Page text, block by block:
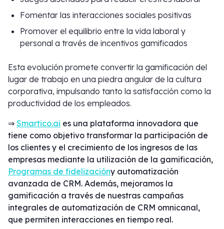
Fomentar las interacciones sociales positivas
Promover el equilibrio entre la vida laboral y
personal a través de incentivos gamificados
Esta evolución promete convertir la gamificación del
lugar de trabajo en una piedra angular de la cultura
corporativa, impulsando tanto la satisfacción como la
productividad de los empleados.
⇒ Smartico.ai es una plataforma innovadora que
tiene como objetivo transformar la participación de
los clientes y el crecimiento de los ingresos de las
empresas mediante la utilización de la gamificación,
Programas de fidelizacióny automatización
avanzada de CRM. Además, mejoramos la
gamificación a través de nuestras campañas
integrales de automatización de CRM omnicanal,
que permiten interacciones en tiempo real.